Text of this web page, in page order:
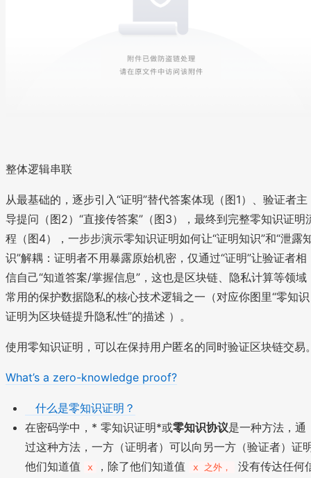
整体逻辑串联
从最基础的，逐步引入“证明”替代答案体现（图1）、验证者主
导提问（图2）“直接传答案”（图3），最终到完整零知识证明
程（图4），一步步演示零知识证明如何让“证明知识”和“泄露
识”解耦：证明者不用暴露原始机密，仅通过“证明”让验证者相
信自己“知道答案/掌握信息”，这也是区块链、隐私计算等领域
常用的保护数据隐私的核心技术逻辑之一（对应你图里“零知识
证明为区块链提升隐私性”的描述 ）。
使用零知识证明，可以在保持用户匿名的同时验证区块链交易
What’s a zero-knowledge proof?
什么是零知识证明？
在密码学中，* 零知识证明*或零知识协议是一种方法，通
过这种方法，一方（证明者）可以向另一方（验证者）证
他们知道值
x ，除了他们知道值 x 之外，
没有传达任何